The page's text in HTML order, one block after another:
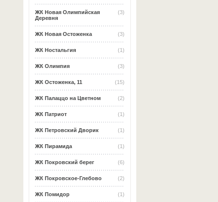
(3)
ЖК Новая Олимпийская
Деревня
(3)
ЖК Новая Остоженка
(1)
ЖК Ностальгия
(3)
ЖК Олимпия
(15)
ЖК Остоженка, 11
(2)
ЖК Палаццо на Цветном
(1)
ЖК Патриот
(1)
ЖК Петровский Дворик
(1)
ЖК Пирамида
(6)
ЖК Покровский берег
(2)
ЖК Покровское-Глебово
(1)
ЖК Помидор